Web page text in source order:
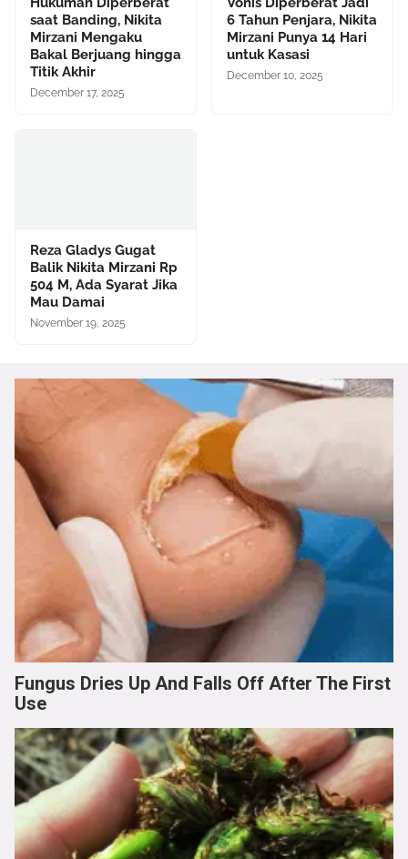
saat Banding, Nikita
Mirzani Mengaku
Bakal Berjuang hingga
Titik Akhir
December 17, 2025
6 Tahun Penjara, Nikita
Mirzani Punya 14 Hari
untuk Kasasi
December 10, 2025
Reza Gladys Gugat
Balik Nikita Mirzani Rp
504 M, Ada Syarat Jika
Mau Damai
November 19, 2025
Fungus Dries Up And Falls Off After The First
Use